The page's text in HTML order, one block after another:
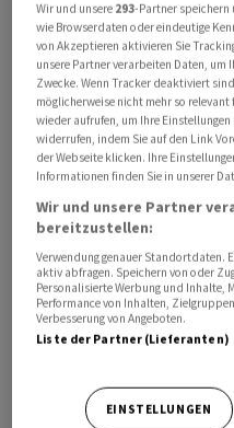
Das Wachstum falle
Lieferketten von
habe sich insbesondere
bemerkbar gemacht.
der Fairtrade-
Kakao darauf reagiert.
Mindestpreise und
werden.
Die Stiftung hat sich dem
verschrieben. Dafür wird
Sicherheitsnetz bei
orientiert sich den
nachhaltige Produktion.
Wir und unsere 293-Partner speichern
wie Browserdaten oder eindeutige
von Akzeptieren aktivieren Sie
unsere Partner verarbeiten Daten, um
Zwecke. Wenn Tracker deaktiviert
möglicherweise nicht mehr so
wieder aufrufen, um Ihre
widerrufen, indem Sie auf den Link
der Webseite klicken. Ihre
Informationen finden Sie in unserer
Wir und unsere Partner
bereitzustellen:
Verwendung genauer Standortdaten.
aktiv abfragen. Speichern von oder
Personalisierte Werbung und Inhalte,
Performance von Inhalten,
Verbesserung von Angeboten.
Liste der Partner (Lieferanten)
EINSTELLUNGEN